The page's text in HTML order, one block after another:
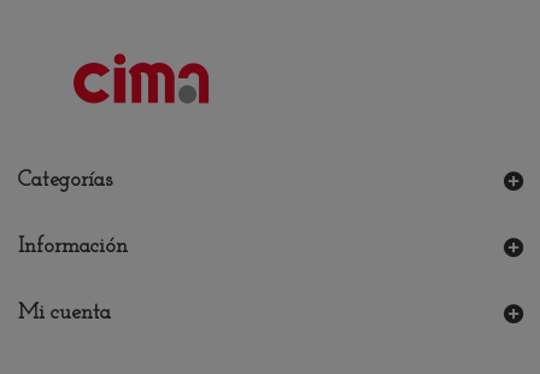
Categorías
Información
Mi cuenta